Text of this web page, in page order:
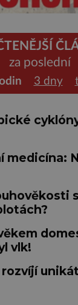
za poslední
3 dny
medicína:
vlk!